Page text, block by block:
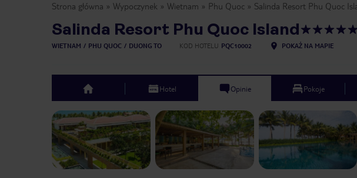
Strona główna Wypoczynek Wietnam Phu Quoc Salinda Resort Phu Quoc
Salinda Resort Phu Quoc Island
WIETNAM PHU QUOC DUONG TO KOD HOTELU PQC10002 POKAŻ NA MAPIE
top Hotel Opinie Pokoje
Previous slide
Piękny